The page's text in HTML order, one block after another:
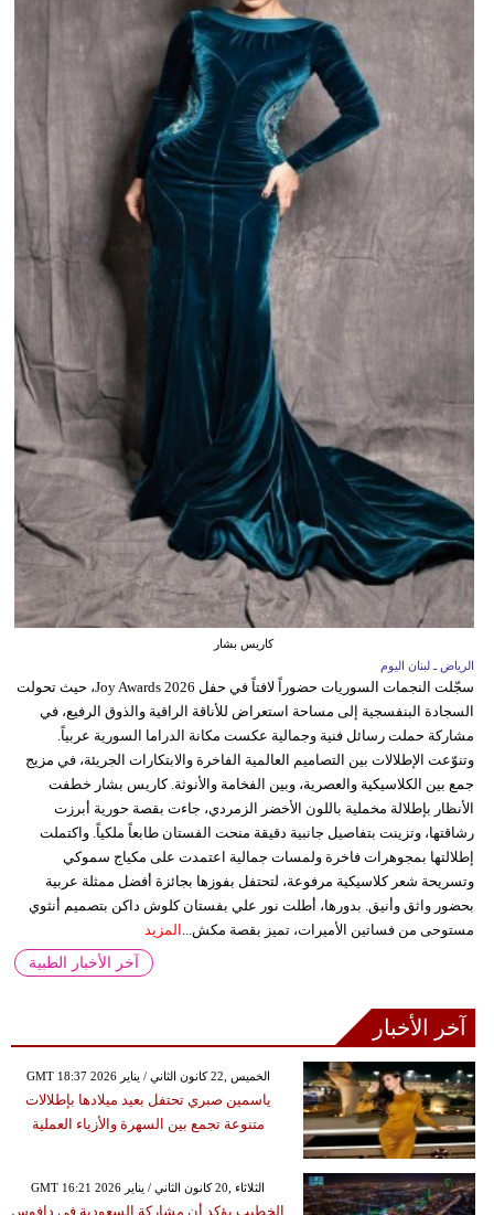
كاريس بشار
الرياض ـ لبنان اليوم
سجّلت النجمات السوريات حضوراً لافتاً في حفل Joy Awards 2026، حيث تحولت
السجادة البنفسجية إلى مساحة استعراض للأناقة الراقية والذوق الرفيع، في
مشاركة حملت رسائل فنية وجمالية عكست مكانة الدراما السورية عربياً.
وتنوّعت الإطلالات بين التصاميم العالمية الفاخرة والابتكارات الجريئة، في مزيج
جمع بين الكلاسيكية والعصرية، وبين الفخامة والأنوثة. كاريس بشار خطفت
الأنظار بإطلالة مخملية باللون الأخضر الزمردي، جاءت بقصة حورية أبرزت
رشاقتها، وتزينت بتفاصيل جانبية دقيقة منحت الفستان طابعاً ملكياً. واكتملت
إطلالتها بمجوهرات فاخرة ولمسات جمالية اعتمدت على مكياج سموكي
وتسريحة شعر كلاسيكية مرفوعة، لتحتفل بفوزها بجائزة أفضل ممثلة عربية
بحضور واثق وأنيق. بدورها، أطلت نور علي بفستان كلوش داكن بتصميم أنثوي
مستوحى من فساتين الأميرات، تميز بقصة مكش... المزيد
آخر الأخبار الطبية
آخر الأخبار
GMT 18:37 2026 الخميس ,22 كانون الثاني / يناير
ياسمين صبري تحتفل بعيد ميلادها بإطلالات
متنوعة تجمع بين السهرة والأزياء العملية
GMT 16:21 2026 الثلاثاء ,20 كانون الثاني / يناير
الخطيب يؤكد أن مشاركة السعودية في دافوس